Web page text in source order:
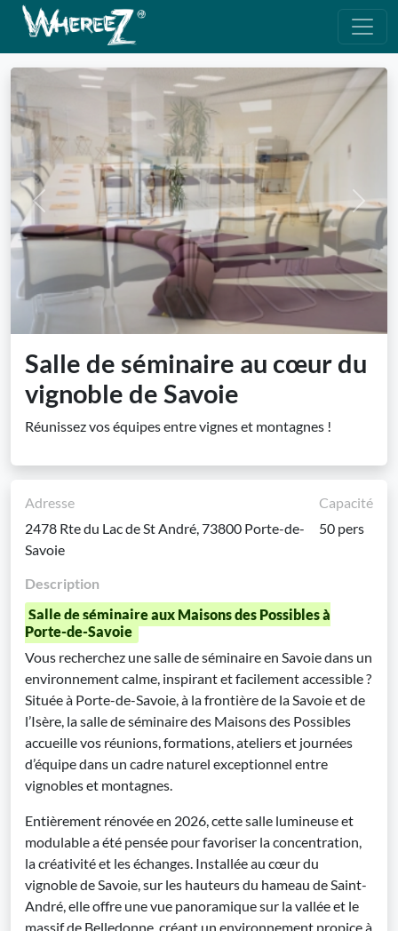
Previous Next
Salle de séminaire au cœur du
vignoble de Savoie
Réunissez vos équipes entre vignes et montagnes !
Adresse
2478 Rte du Lac de St André, 73800 Porte-de-
Savoie
Capacité
50 pers
Description
Salle de séminaire aux Maisons des Possibles à
Porte-de-Savoie
Vous recherchez une salle de séminaire en Savoie dans un
environnement calme, inspirant et facilement accessible ?
Située à Porte-de-Savoie, à la frontière de la Savoie et de
l’Isère, la salle de séminaire des Maisons des Possibles
accueille vos réunions, formations, ateliers et journées
d’équipe dans un cadre naturel exceptionnel entre
vignobles et montagnes.
Entièrement rénovée en 2026, cette salle lumineuse et
modulable a été pensée pour favoriser la concentration,
la créativité et les échanges. Installée au cœur du
vignoble de Savoie, sur les hauteurs du hameau de Saint-
André, elle offre une vue panoramique sur la vallée et le
massif de Belledonne, créant un environnement propice à